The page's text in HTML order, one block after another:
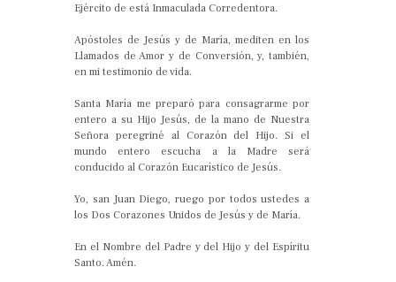
Ejército de está Inmaculada Corredentora.
Apóstoles de Jesús y de María, mediten en los
Llamados de Amor y de Conversión, y, también,
en mi testimonio de vida.
Santa María me preparó para consagrarme por
entero a su Hijo Jesús, de la mano de Nuestra
Señora peregriné al Corazón del Hijo. Si el
mundo entero escucha a la Madre será
conducido al Corazón Eucarístico de Jesús.
Yo, san Juan Diego, ruego por todos ustedes a
los Dos Corazones Unidos de Jesús y de María.
En el Nombre del Padre y del Hijo y del Espíritu
Santo. Amén.